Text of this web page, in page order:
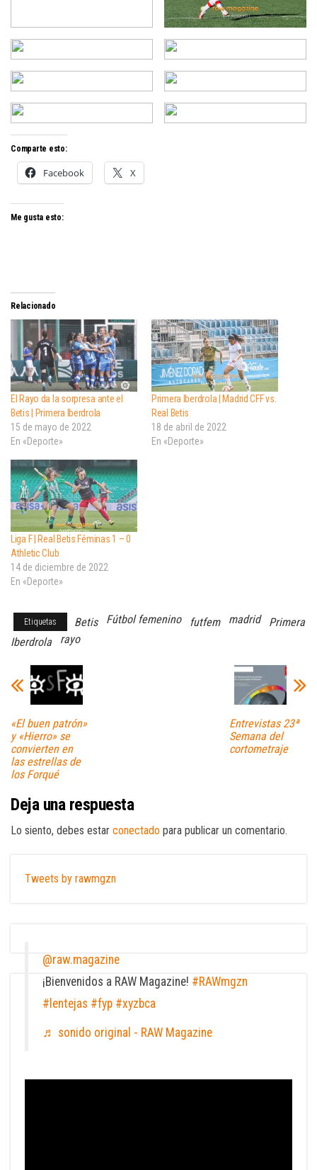
Comparte esto:
Facebook X
Me gusta esto:
Relacionado
El Rayo da la sorpresa ante el
Betis | Primera Iberdrola
15 de mayo de 2022
En «Deporte»
Primera Iberdrola | Madrid CFF vs.
Real Betis
18 de abril de 2022
En «Deporte»
Liga F | Real Betis Féminas 1 – 0
Athletic Club
14 de diciembre de 2022
En «Deporte»
Etiquetas Betis Fútbol femenino futfem madrid
Primera
Iberdrola
rayo
«El buen patrón»
y «Hierro» se
convierten en
las estrellas de
los Forqué
Entrevistas 23ª
Semana del
cortometraje
Deja una respuesta
Lo siento, debes estar conectado para publicar un comentario.
Tweets by rawmgzn
@raw.magazine
¡Bienvenidos a RAW Magazine! #RAWmgzn
#lentejas #fyp #xyzbca
♬ sonido original - RAW Magazine